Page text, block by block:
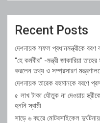
Recent Posts
দেশনায়ক সফল প্রধানমন্ত্রীকে
“হে কর্মবীর” -মন্ত্রী জাকারিয়া
করলেন তথ্য ও সম্প্রসারণ
দেশনায়ক তারেক রহমানকে বরণে
৫ লাখ টাকা যৌতুক না দেওয়ায়
হননি স্বামী
সাড়ে ৬ বছরে মোটরসাইকেল